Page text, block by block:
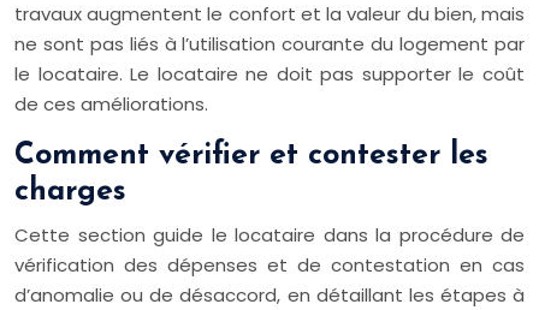
travaux augmentent le confort et la valeur du bien, mais
ne sont pas liés à l’utilisation courante du logement par
le locataire. Le locataire ne doit pas supporter le coût
de ces améliorations.
Comment vérifier et contester les
charges
Cette section guide le locataire dans la procédure de
vérification des dépenses et de contestation en cas
d’anomalie ou de désaccord, en détaillant les étapes à